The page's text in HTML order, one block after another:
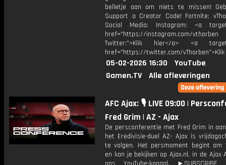
belletje aan om niets te missen!
Support a Creator Code! Fortnite:
Social Media: Instagram: <a
href="https://instagram.com/vthorben
Twitter:">Klik hier</a> <a
href="https://twitter.com/
05-02-2026 16:30
YouTube
Gamen.TV
Alle afleveringen
AFC Ajax: 🎙️ LIVE 09:00 |
Fred Grim | AZ - Ajax
De persconferentie met Fred Grim in
het Eredivisie-duel AZ- Ajax is
te volgen. Het persmoment begint om
en kan je bekijken op Ajax.nl, in de Ajax